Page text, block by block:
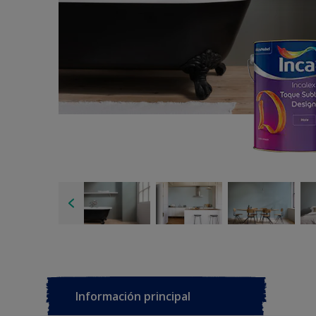
Información principal